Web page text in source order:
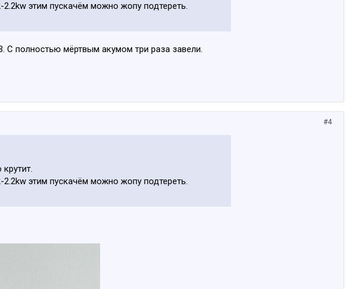
этим пускачём можно жопу подтереть.
С полностью мёртвым акумом три раза завели.
#4
этим пускачём можно жопу подтереть.